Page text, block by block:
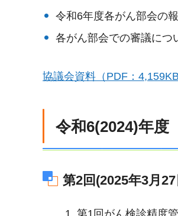
令和6年度各がん部会の
各がん部会での審議につ
協議会資料（PDF：4,159KB
令和6(2024)年度
第2回(2025年3月
第1回がん検診精度